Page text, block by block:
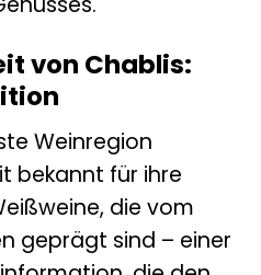
von Chablis:
Weinregion
bekannt für ihre
die vom
geprägt sind – einer